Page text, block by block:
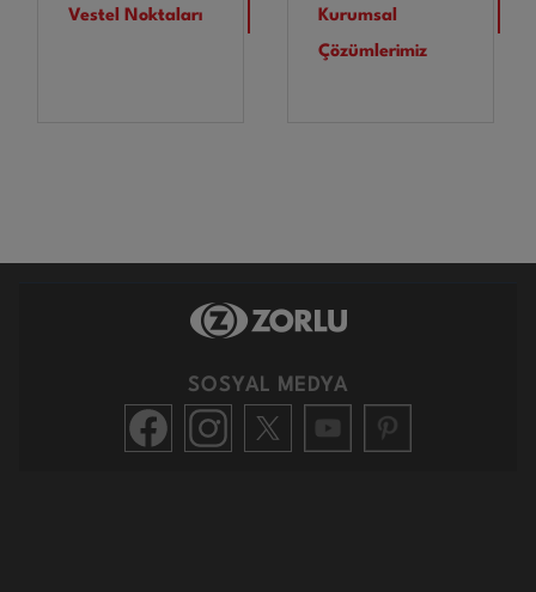
Vestel Noktaları
Kurumsal
Çözümlerimiz
SOSYAL MEDYA